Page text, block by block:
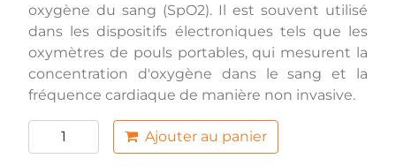
oxygène du sang (SpO2). Il est souvent utilisé
dans les dispositifs électroniques tels que les
oxymètres de pouls portables, qui mesurent la
concentration d'oxygène dans le sang et la
fréquence cardiaque de manière non invasive.
Ajouter au panier